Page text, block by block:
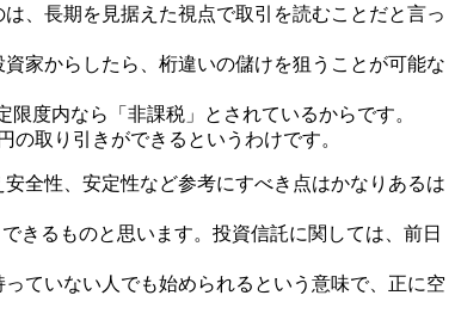
、長期を見据えた視点で取引を読むことだと言っ
家からしたら、桁違いの儲けを狙うことが可能な
度内なら「非課税」とされているからです。
取り引きができるというわけです。
全性、安定性など参考にすべき点はかなりあるは
きるものと思います。投資信託に関しては、前日
ていない人でも始められるという意味で、正に空